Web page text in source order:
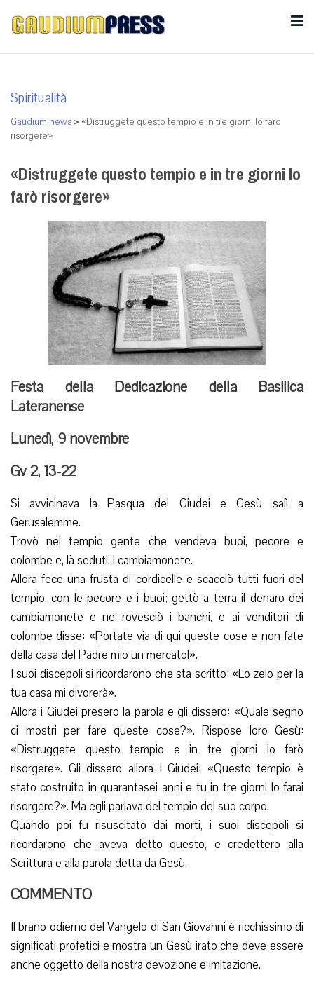
Spiritualità
Gaudium news > «Distruggete questo tempio e in tre giorni lo farò
risorgere»
«Distruggete questo tempio e in tre giorni lo
farò risorgere»
Festa della Dedicazione della Basilica
Lateranense
Lunedì, 9 novembre
Gv 2, 13-22
Si avvicinava la Pasqua dei Giudei e Gesù salì a
Gerusalemme.
Trovò nel tempio gente che vendeva buoi, pecore e
colombe e, là seduti, i cambiamonete.
Allora fece una frusta di cordicelle e scacciò tutti fuori del
tempio, con le pecore e i buoi; gettò a terra il denaro dei
cambiamonete e ne rovesciò i banchi, e ai venditori di
colombe disse: «Portate via di qui queste cose e non fate
della casa del Padre mio un mercato!».
I suoi discepoli si ricordarono che sta scritto: «Lo zelo per la
tua casa mi divorerà».
Allora i Giudei presero la parola e gli dissero: «Quale segno
ci mostri per fare queste cose?». Rispose loro Gesù:
«Distruggete questo tempio e in tre giorni lo farò
risorgere». Gli dissero allora i Giudei: «Questo tempio è
stato costruito in quarantasei anni e tu in tre giorni lo farai
risorgere?». Ma egli parlava del tempio del suo corpo.
Quando poi fu risuscitato dai morti, i suoi discepoli si
ricordarono che aveva detto questo, e credettero alla
Scrittura e alla parola detta da Gesù.
COMMENTO
Il brano odierno del Vangelo di San Giovanni è ricchissimo di
significati profetici e mostra un Gesù irato che deve essere
anche oggetto della nostra devozione e imitazione.